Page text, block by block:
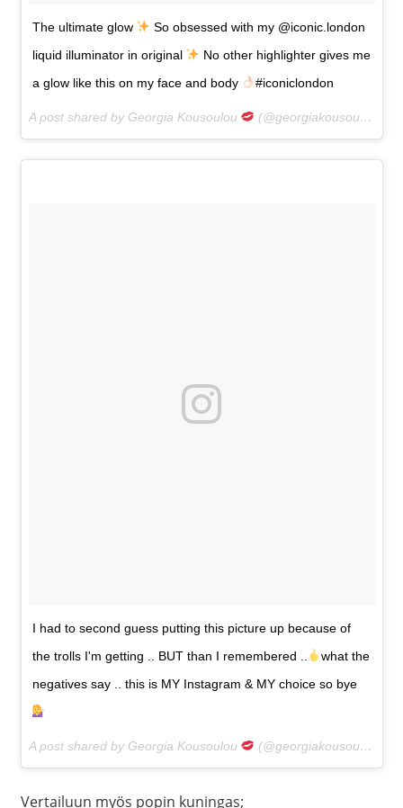
The ultimate glow
So obsessed with my @iconic.london
liquid illuminator in original
No other highlighter gives me
a glow like this on my face and body
#iconiclondon
A post shared by Georgia Kousoulou (@georgiakousoulou) on
I had to second guess putting this picture up because of
the trolls I'm getting .. BUT than I remembered ..
what the
negatives say .. this is MY Instagram & MY choice so bye
A post shared by Georgia Kousoulou (@georgiakousoulou) on
Vertailuun myös popin kuningas;